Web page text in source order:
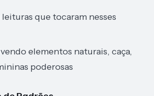
que tocaram nesses
elementos naturais, caça,
poderosas